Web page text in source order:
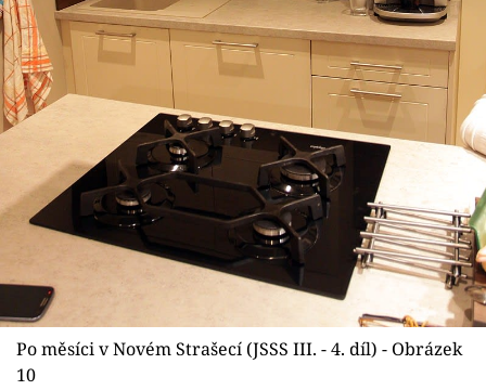
Po měsíci v Novém Strašecí (JSSS III. - 4. díl) - Obrázek
10